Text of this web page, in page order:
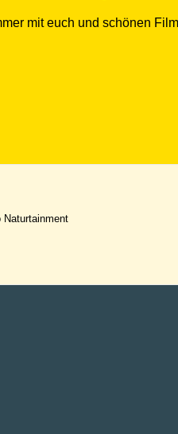
mit euch und schönen